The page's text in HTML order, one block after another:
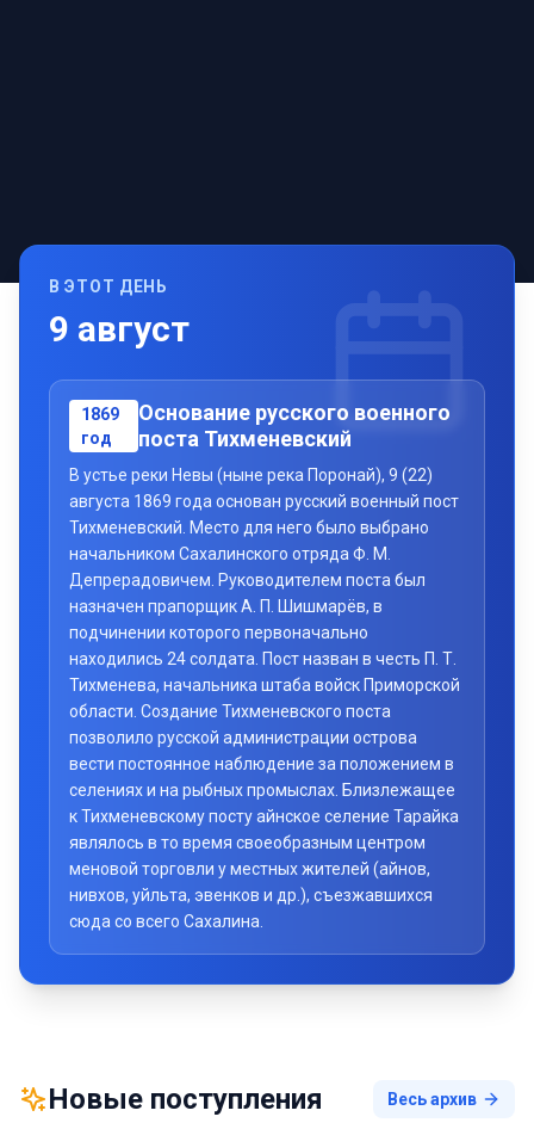
В ЭТОТ ДЕНЬ
9 август
1869
год
Основание русского военного
поста Тихменевский
В устье реки Невы (ныне река Поронай), 9 (22)
августа 1869 года основан русский военный пост
Тихменевский. Место для него было выбрано
начальником Сахалинского отряда Ф. М.
Депрерадовичем. Руководителем поста был
назначен прапорщик А. П. Шишмарёв, в
подчинении которого первоначально
находились 24 солдата. Пост назван в честь П. Т.
Тихменева, начальника штаба войск Приморской
области. Создание Тихменевского поста
позволило русской администрации острова
вести постоянное наблюдение за положением в
селениях и на рыбных промыслах. Близлежащее
к Тихменевскому посту айнское селение Тарайка
являлось в то время своеобразным центром
меновой торговли у местных жителей (айнов,
нивхов, уйльта, эвенков и др.), съезжавшихся
сюда со всего Сахалина.
Новые поступления Весь архив